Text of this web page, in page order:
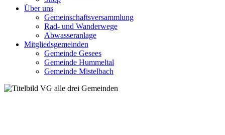
Über uns
Gemeinschaftsversammlung
Rad- und Wanderwege
Abwasseranlage
Mitgliedsgemeinden
Gemeinde Gesees
Gemeinde Hummeltal
Gemeinde Mistelbach